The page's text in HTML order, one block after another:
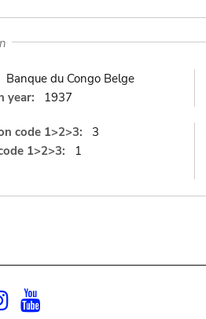
Banque du Congo Belge
year:
1937
code 1>2>3:
3
1>2>3:
1
Instagram